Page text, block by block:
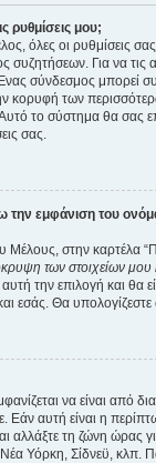
ρυθμίσεις μου;
όλες οι ρυθμίσεις
Για να τις
σύνδεσμος μπορεί
κορυφή των
το σύστημα θα σας
σας.
εμφάνιση του
Μέλους, στην καρτέλα
των στοιχείων μου
την επιλογή και θα
και εσάς. Θα
να είναι από
Εάν αυτή είναι η
αλλάξτε τη ζώνη ώρας
Υόρκη, Σίδνεϋ, κλπ.